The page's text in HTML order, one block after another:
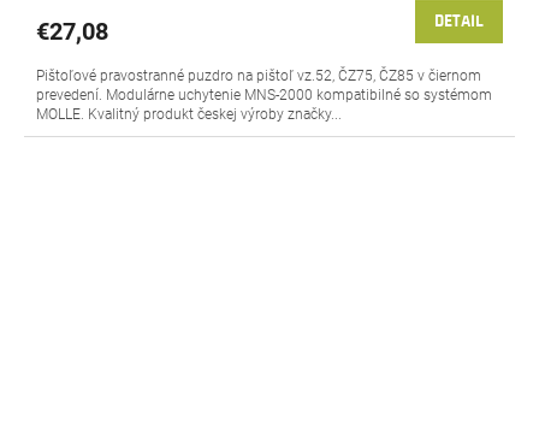
€27,08 DETAIL
Pištoľové pravostranné puzdro na pištoľ vz.52, ČZ75, ČZ85 v čiernom
prevedení. Modulárne uchytenie MNS-2000 kompatibilné so systémom
MOLLE. Kvalitný produkt českej výroby značky...